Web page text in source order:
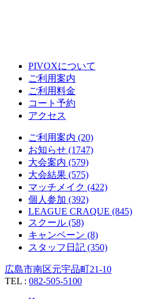
PIVOXについて
ご利用案内
ご利用料金
コート予約
アクセス
ご利用案内 (20)
お知らせ (1747)
大会案内 (579)
大会結果 (575)
マッチメイク (422)
個人参加 (392)
LEAGUE CRAQUE (845)
スクール (58)
キャンペーン (8)
スタッフ日記 (350)
広島市南区元宇品町21-10
TEL : 082-505-5100